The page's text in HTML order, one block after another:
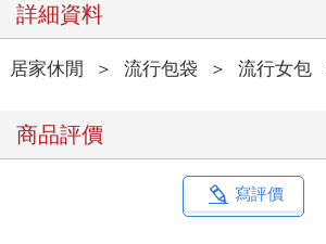
詳細資料
居家休閒 ＞ 流行包袋 ＞ 流行女包
商品評價
寫評價